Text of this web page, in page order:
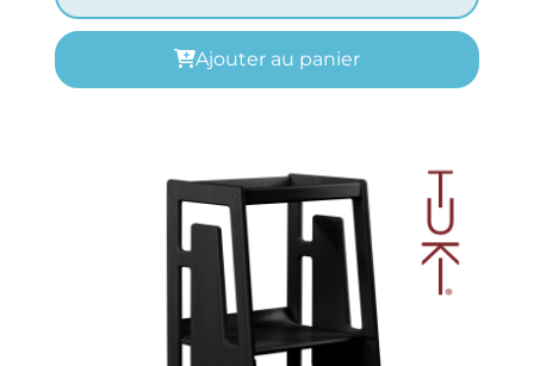
Ajouter au panier